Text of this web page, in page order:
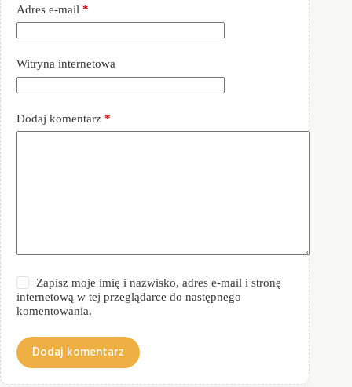
Adres e-mail *
Witryna internetowa
Dodaj komentarz *
Zapisz moje imię i nazwisko, adres e-mail i stronę
internetową w tej przeglądarce do następnego
komentowania.
Dodaj komentarz